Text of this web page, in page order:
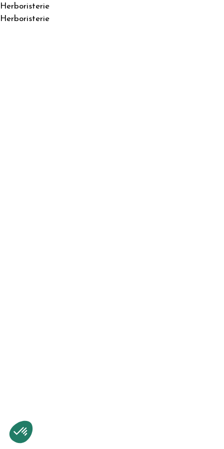
Herboristerie
Herboristerie